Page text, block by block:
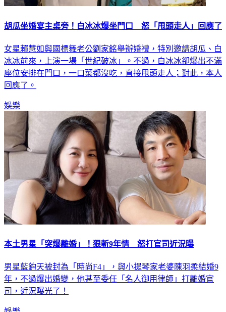
胡瓜坐婚宴主桌旁！白冰冰爆坐門口 怒「甩頭走人」回應了
女星賴慧如與國標舞老公劉家銘舉辦婚禮，特別邀請胡瓜、白
冰冰前來，上演一場「世紀破冰」。不過，白冰冰卻爆出不滿
座位安排在門口，一口菜都沒吃，直接甩頭走人；對此，本人
回應了。
娛樂
本土男星「突爆離婚」！狠斬9年情 怒打官司近況曝
男星藍鈞天被封為「時尚F4」，與小提琴家老婆陳羽柔結婚9
年，不過爆出婚變，他甚至委任「名人御用律師」打離婚官
司，近況曝光了！